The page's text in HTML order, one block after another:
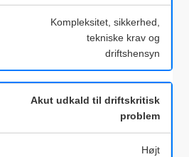
Kompleksitet, sikkerhed,
tekniske krav og
driftshensyn
Akut udkald til driftskritisk
problem
Højt